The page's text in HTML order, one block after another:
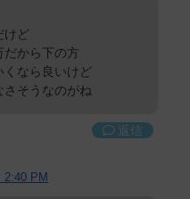
けど
だから下の方
くなら良いけど
そうなのがね
返信
2:40 PM